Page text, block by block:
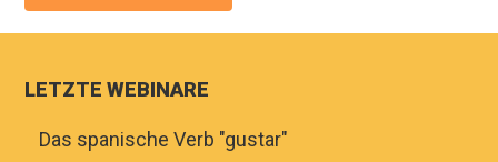
LETZTE WEBINARE
Das spanische Verb "gustar"